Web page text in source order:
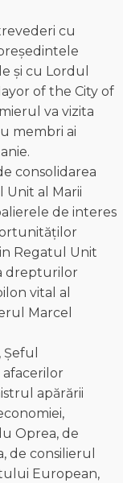
cu
și cu Lordul
of the City of
va vizita
membri ai
consolidarea
al Marii
de interes
Regatul Unit
drepturilor
vital al
Marcel
apărării
Oprea, de
de consilierul
European,